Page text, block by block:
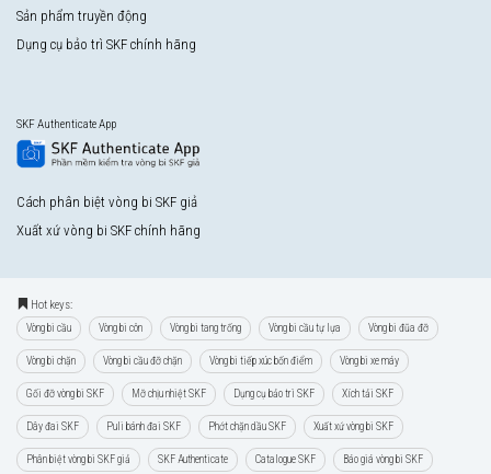
Sản phẩm truyền động
Dụng cụ bảo trì SKF chính hãng
SKF Authenticate App
Cách phân biệt vòng bi SKF giả
Xuất xứ vòng bi SKF chính hãng
Hot keys:
Vòng bi cầu Vòng bi côn Vòng bi tang trống Vòng bi cầu tự lựa Vòng bi đũa đỡ
Vòng bi chặn Vòng bi cầu đỡ chặn Vòng bi tiếp xúc bốn điểm Vòng bi xe máy
Gối đỡ vòng bi SKF Mỡ chịu nhiệt SKF Dụng cụ bảo trì SKF Xích tải SKF
Dây đai SKF Puli bánh đai SKF Phớt chặn dầu SKF Xuất xứ vòng bi SKF
Phân biệt vòng bi SKF giả SKF Authenticate Catalogue SKF Báo giá vòng bi SKF